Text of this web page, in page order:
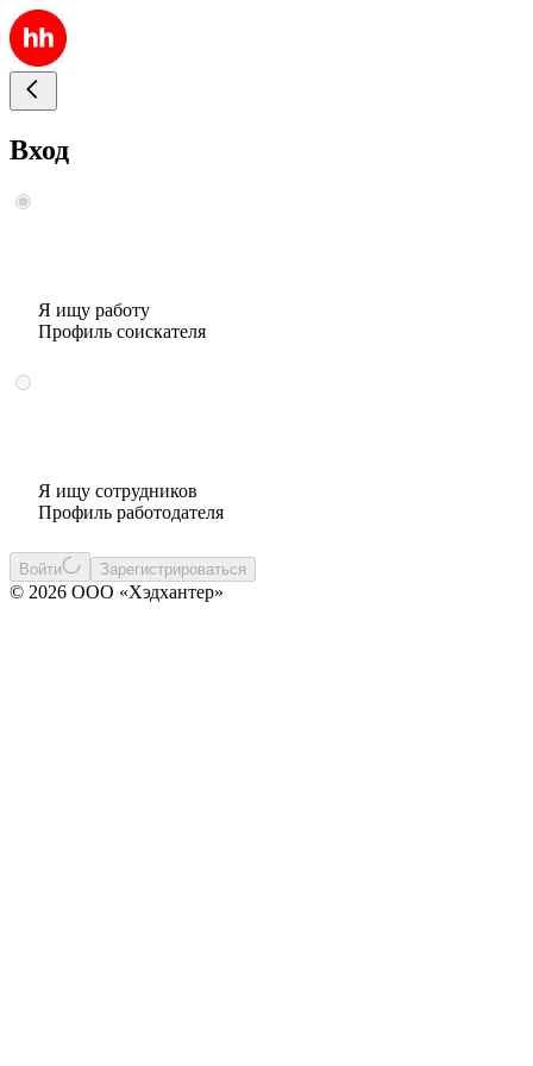
Вход
Я ищу работу
Профиль соискателя
Я ищу сотрудников
Профиль работодателя
Войти Зарегистрироваться
© 2026 ООО «Хэдхантер»